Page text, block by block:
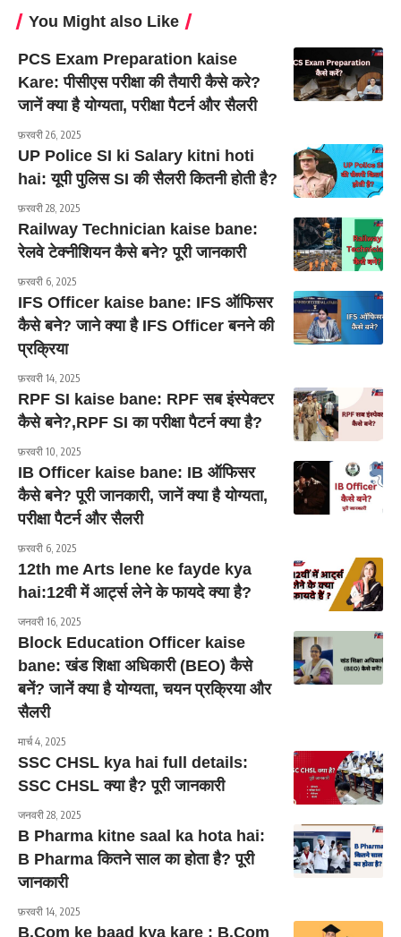
You Might also Like
PCS Exam Preparation kaise
Kare: पीसीएस परीक्षा की तैयारी कैसे करे?
जानें क्या है योग्यता, परीक्षा पैटर्न और सैलरी
फ़रवरी 26, 2025
UP Police SI ki Salary kitni hoti
hai: यूपी पुलिस SI की सैलरी कितनी होती है?
फ़रवरी 28, 2025
Railway Technician kaise bane:
रेलवे टेक्नीशियन कैसे बने? पूरी जानकारी
फ़रवरी 6, 2025
IFS Officer kaise bane: IFS ऑफिसर
कैसे बने? जाने क्या है IFS Officer बनने की
प्रक्रिया
फ़रवरी 14, 2025
RPF SI kaise bane: RPF सब इंस्पेक्टर
कैसे बने?,RPF SI का परीक्षा पैटर्न क्या है?
फ़रवरी 10, 2025
IB Officer kaise bane: IB ऑफिसर
कैसे बने? पूरी जानकारी, जानें क्या है योग्यता,
परीक्षा पैटर्न और सैलरी
फ़रवरी 6, 2025
12th me Arts lene ke fayde kya
hai:12वी में आर्ट्स लेने के फायदे क्या है?
जनवरी 16, 2025
Block Education Officer kaise
bane: खंड शिक्षा अधिकारी (BEO) कैसे
बनें? जानें क्या है योग्यता, चयन प्रक्रिया और
सैलरी
मार्च 4, 2025
SSC CHSL kya hai full details:
SSC CHSL क्या है? पूरी जानकारी
जनवरी 28, 2025
B Pharma kitne saal ka hota hai:
B Pharma कितने साल का होता है? पूरी
जानकारी
फ़रवरी 14, 2025
B.Com ke baad kya kare : B.Com